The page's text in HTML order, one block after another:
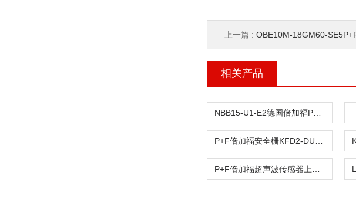
上一篇 : OBE10M-18GM60-SE5P+F倍加福接近开
相关产品